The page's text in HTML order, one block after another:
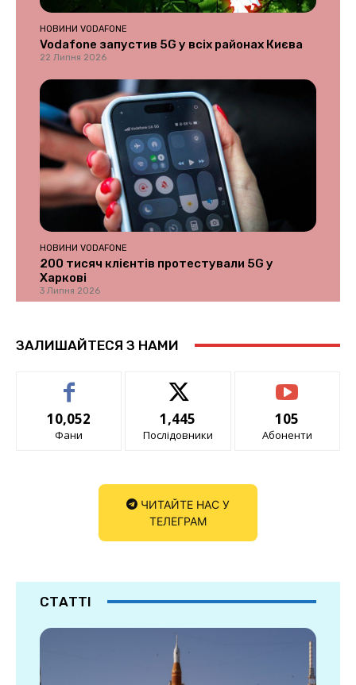
НОВИНИ VODAFONE
Vodafone запустив 5G у всіх районах Києва
22 Липня 2026
НОВИНИ VODAFONE
200 тисяч клієнтів протестували 5G у
Харкові
3 Липня 2026
ЗАЛИШАЙТЕСЯ З НАМИ
10,052
Фани
1,445
Послідовники
105
Абоненти
ЧИТАЙТЕ НАС У
ТЕЛЕГРАМ
СТАТТІ